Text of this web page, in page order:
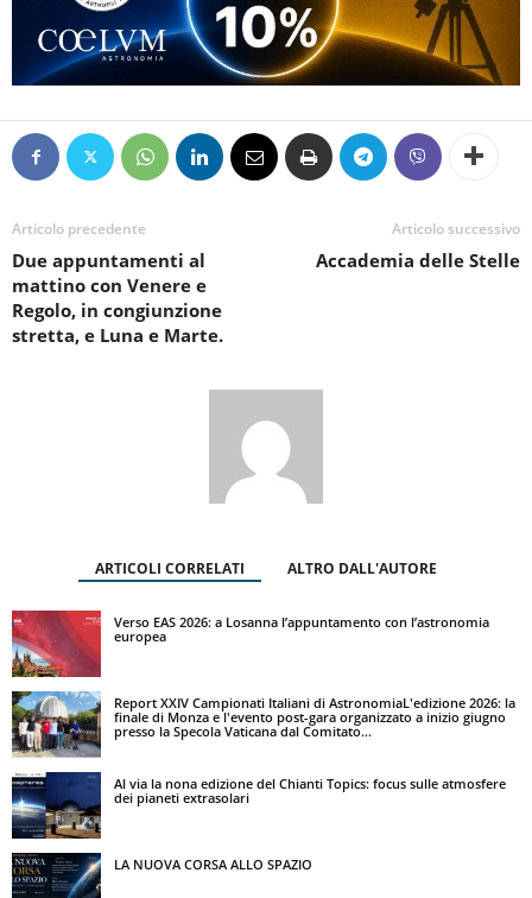
Articolo precedente
Due appuntamenti al
mattino con Venere e
Regolo, in congiunzione
stretta, e Luna e Marte.
Articolo successivo
Accademia delle Stelle
ARTICOLI CORRELATI ALTRO DALL'AUTORE
Verso EAS 2026: a Losanna l’appuntamento con l’astronomia
europea
Report XXIV Campionati Italiani di AstronomiaL'edizione 2026: la
finale di Monza e l'evento post-gara organizzato a inizio giugno
presso la Specola Vaticana dal Comitato...
Al via la nona edizione del Chianti Topics: focus sulle atmosfere
dei pianeti extrasolari
LA NUOVA CORSA ALLO SPAZIO